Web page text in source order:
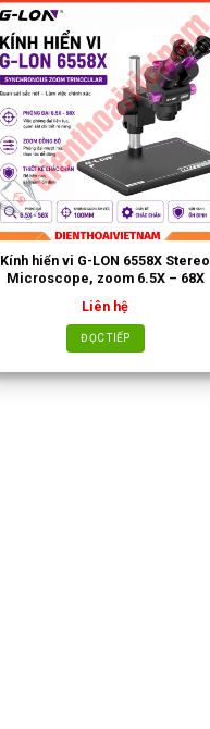
Kính hiển vi G-LON 6558X Stereo
Microscope, zoom 6.5X – 68X
Liên hệ
ĐỌC TIẾP